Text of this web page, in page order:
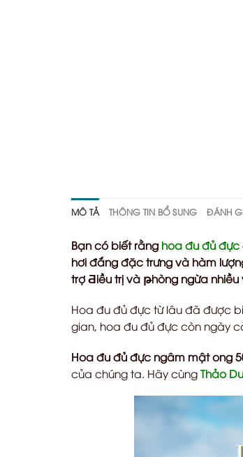
MÔ TẢ THÔNG TIN BỔ SUNG ĐÁNH
Bạn có biết rằng hoa đu đủ đực
hơi đắng đặc trưng và hàm
trợ Ƌiều trị và թhòng ngừa
Hoa đu đủ đực từ lâu đã được
gian, hoa đu đủ đực còn ngày
Hoa đu đủ đực ngâm mật ong
của chúng ta. Hãy cùngThảo